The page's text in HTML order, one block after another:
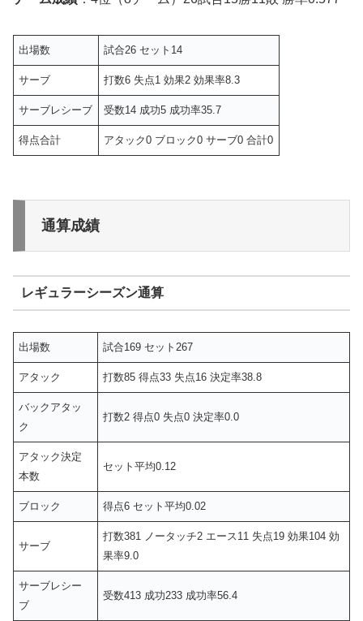
出場数 試合26 セット14
サーブ 打数6 失点1 効果2 効果率8.3
サーブレシーブ 受数14 成功5 成功率35.7
得点合計 アタック0 ブロック0 サーブ0 合計0
通算成績
レギュラーシーズン通算
出場数 試合169 セット267
アタック 打数85 得点33 失点16 決定率38.8
バックアタッ
ク
打数2 得点0 失点0 決定率0.0
アタック決定
本数
セット平均0.12
ブロック 得点6 セット平均0.02
サーブ
打数381 ノータッチ2 エース11 失点19 効果104 効
果率9.0
サーブレシー
ブ
受数413 成功233 成功率56.4